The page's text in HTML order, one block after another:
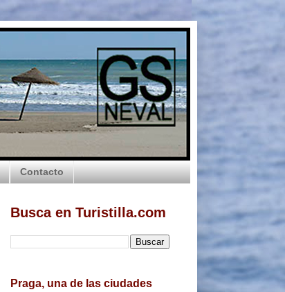
Contacto
Busca en Turistilla.com
Praga, una de las ciudades